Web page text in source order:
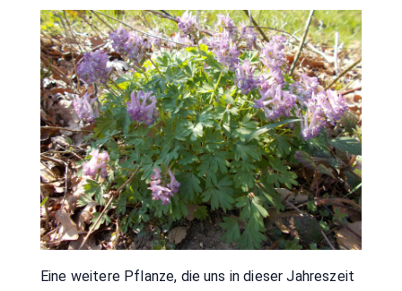
Eine weitere Pflanze, die uns in dieser Jahreszeit